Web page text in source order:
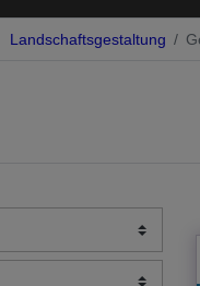
Landschaftsgestaltung